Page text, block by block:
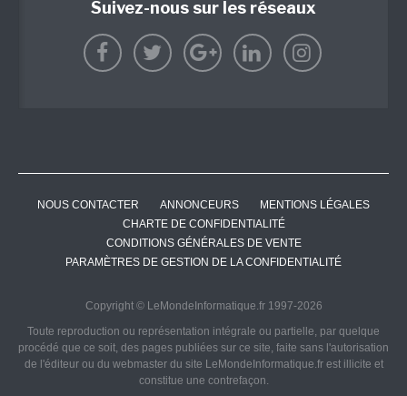
Suivez-nous sur les réseaux
NOUS CONTACTER ANNONCEURS
MENTIONS LÉGALES
CHARTE DE CONFIDENTIALITÉ
CONDITIONS GÉNÉRALES DE VENTE
PARAMÈTRES DE GESTION DE LA CONFIDENTIALITÉ
Copyright © LeMondeInformatique.fr 1997-2026
Toute reproduction ou représentation intégrale ou partielle, par quelque
procédé que ce soit, des pages publiées sur ce site, faite sans l'autorisation
de l'éditeur ou du webmaster du site LeMondeInformatique.fr est illicite et
constitue une contrefaçon.